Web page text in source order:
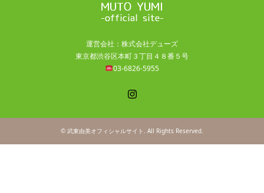
運営会社：株式会社デューズ
東京都渋谷区本町３丁目４８番５号
03-6826-5955
© 武東由美オフィシャルサイト . All Rights Reserved.